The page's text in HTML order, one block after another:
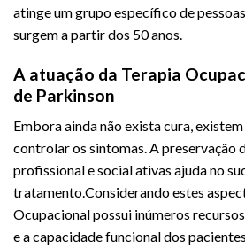
atinge um grupo específico de
surgem a partir dos 50 anos.
A atuação da Terapia
de Parkinson
Embora ainda não exista cura,
controlar os sintomas. A preservação
profissional e social ativas ajuda no
tratamento.Considerando estes
Ocupacional possui inúmeros
e a capacidade funcional dos